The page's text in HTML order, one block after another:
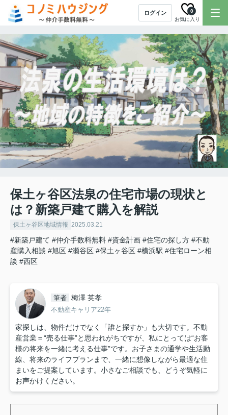
ログイン
お気に入り
0
保土ヶ谷区法泉の住宅市場の現状と
は？新築戸建て購入を解説
保土ヶ谷区地域情報 2025.03.21
#新築戸建て #仲介手数料無料 #資金計画 #住宅の探し方 #不動
産購入相談 #旭区 #瀬谷区 #保土ヶ谷区 #横浜駅 #住宅ローン相
談 #西区
筆者 梅澤 英孝
不動産キャリア22年
家探しは、物件だけでなく「誰と探すか」も大切です。不動
産営業＝“売る仕事”と思われがちですが、私にとっては“お客
様の将来を一緒に考える仕事”です。お子さまの通学や生活動
線、将来のライフプランまで、一緒に想像しながら最適な住
まいをご提案しています。小さなご相談でも、どうぞ気軽に
お声かけください。